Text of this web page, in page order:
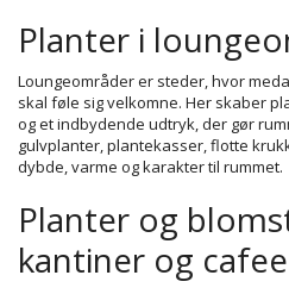
Planter i
Loungeområder er steder, hvor
skal føle sig velkomne. Her skaber
og et indbydende udtryk, der gør
gulvplanter, plantekasser, flotte
dybde, varme og karakter til rummet.
Planter og
kantiner og